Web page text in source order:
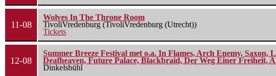
11-08
Wolves In The Throne Room
TivoliVredenburg (TivoliVredenburg (Utrecht))
Tickets
12-08
Summer Breeze Festival met o.a. In Flames, Arch Enemy,
Deafheaven, Future Palace, Blackbraid, Der Weg Einer
Dinkelsbühl